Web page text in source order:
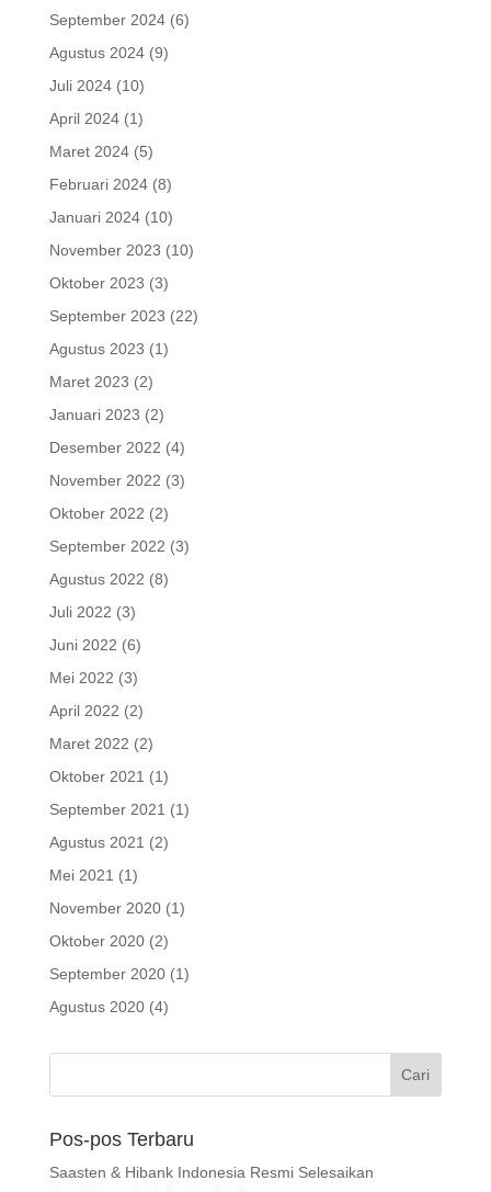
September 2024(6)
Agustus 2024(9)
Juli 2024(10)
April 2024(1)
Maret 2024(5)
Februari 2024(8)
Januari 2024(10)
November 2023 (10)
Oktober 2023 (3)
September 2023 (22)
Agustus 2023 (1)
Maret 2023 (2)
Januari 2023 (2)
Desember 2022 (4)
November 2022 (3)
Oktober 2022 (2)
September 2022 (3)
Agustus 2022 (8)
Juli 2022 (3)
Juni 2022 (6)
Mei 2022 (3)
April 2022 (2)
Maret 2022 (2)
Oktober 2021 (1)
September 2021 (1)
Agustus 2021 (2)
Mei 2021 (1)
November 2020(1)
Oktober 2020(2)
September 2020(1)
Agustus 2020(4)
Pos-pos Terbaru
Saasten & Hibank Indonesia Resmi Selesaikan